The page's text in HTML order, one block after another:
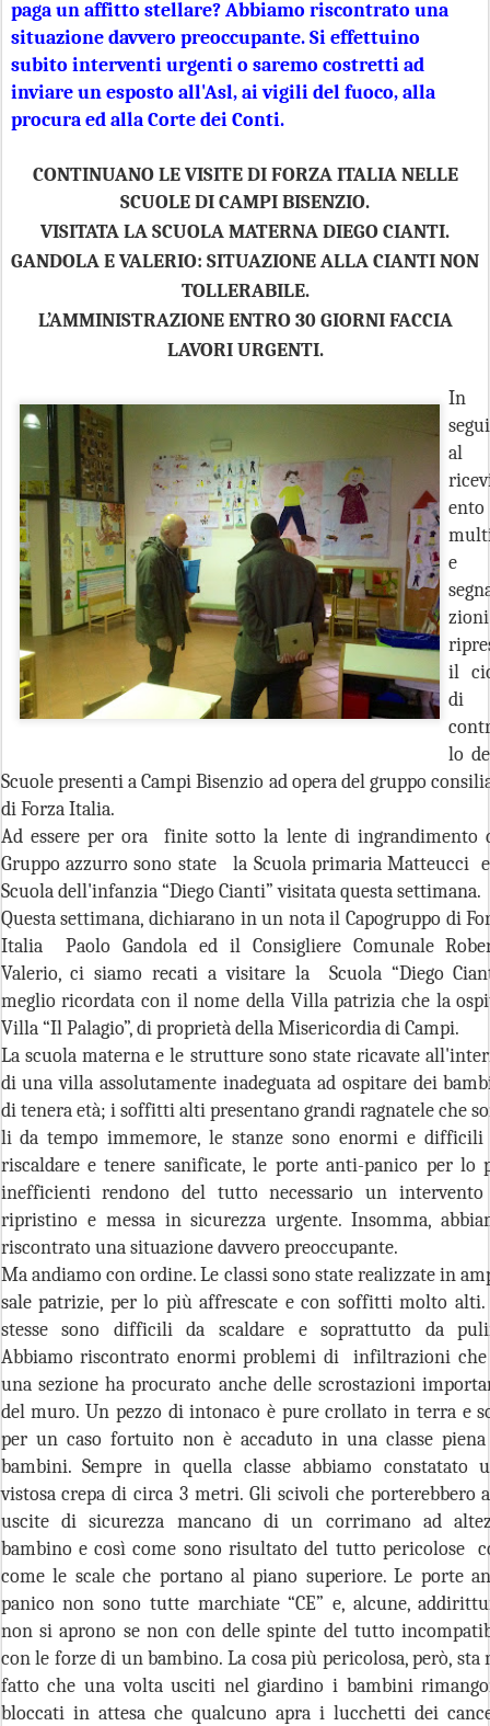
paga un affitto stellare? Abbiamo riscontrato una
situazione davvero preoccupante. Si effettuino
subito interventi urgenti o saremo costretti ad
inviare un esposto all'Asl, ai vigili del fuoco, alla
procura ed alla Corte dei Conti.
CONTINUANO LE VISITE DI FORZA ITALIA NELLE
SCUOLE DI CAMPI BISENZIO.
VISITATA LA SCUOLA MATERNA DIEGO CIANTI.
GANDOLA E VALERIO: SITUAZIONE ALLA CIANTI NON
TOLLERABILE.
L’AMMINISTRAZIONE ENTRO 30 GIORNI FACCIA
LAVORI URGENTI.
In
al
e
il
di
lo
Scuole presenti a Campi Bisenzio ad opera del gruppo
di Forza Italia.
Ad essere per ora finite sotto la lente di ingrandimento
Gruppo azzurro sono state la Scuola primaria Matteucci
Scuola dell'infanzia “Diego Cianti” visitata questa settimana.
Questa settimana, dichiarano in un nota il Capogruppo di
Italia Paolo Gandola ed il Consigliere Comunale
Valerio, ci siamo recati a visitare la Scuola “Diego
meglio ricordata con il nome della Villa patrizia che la
Villa “Il Palagio”, di proprietà della Misericordia di Campi.
La scuola materna e le strutture sono state ricavate
di una villa assolutamente inadeguata ad ospitare dei
di tenera età; i soffitti alti presentano grandi ragnatele che
li da tempo immemore, le stanze sono enormi e difficili
riscaldare e tenere sanificate, le porte anti-panico per lo
inefficienti rendono del tutto necessario un
ripristino e messa in sicurezza urgente. Insomma,
riscontrato una situazione davvero preoccupante.
Ma andiamo con ordine. Le classi sono state realizzate in
sale patrizie, per lo più affrescate e con soffitti molto alti.
stesse sono difficili da scaldare e soprattutto da
Abbiamo riscontrato enormi problemi di infiltrazioni
una sezione ha procurato anche delle scrostazioni
del muro. Un pezzo di intonaco è pure crollato in terra e
per un caso fortuito non è accaduto in una classe
bambini. Sempre in quella classe abbiamo constatato
vistosa crepa di circa 3 metri. Gli scivoli che porterebbero
uscite di sicurezza mancano di un corrimano ad
bambino e così come sono risultato del tutto pericolose
come le scale che portano al piano superiore. Le porte
panico non sono tutte marchiate “CE” e, alcune,
non si aprono se non con delle spinte del tutto
con le forze di un bambino. La cosa più pericolosa, però, sta
fatto che una volta usciti nel giardino i bambini
bloccati in attesa che qualcuno apra i lucchetti dei